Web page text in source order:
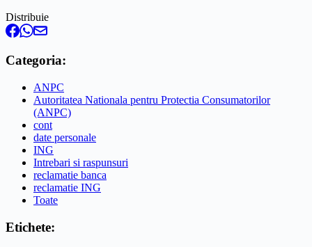
Distribuie
Categoria:
ANPC
Autoritatea Nationala pentru Protectia Consumatorilor
(ANPC)
cont
date personale
ING
Intrebari si raspunsuri
reclamatie banca
reclamatie ING
Toate
Etichete: